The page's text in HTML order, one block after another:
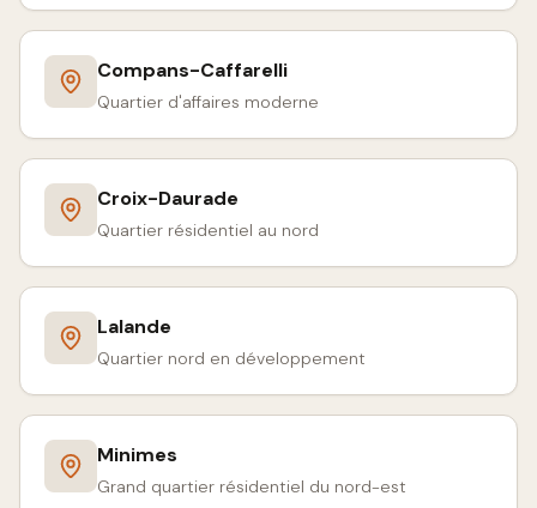
Compans-Caffarelli
Quartier d'affaires moderne
Croix-Daurade
Quartier résidentiel au nord
Lalande
Quartier nord en développement
Minimes
Grand quartier résidentiel du nord-est